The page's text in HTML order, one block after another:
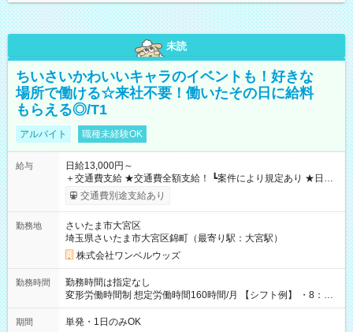
未読
ちいさいかわいいキャラのイベントも！好きな
場所で働ける☆来社不要！働いたその日に給料
もらえる◎/T1
アルバイト 職種未経験OK
給与
日給13,000円～
＋交通費支給 ★交通費全額支給！ ┗案件により規定あり ★日払
いOK！（規定あり） ┗働いたその日に現金GET♪ お仕事後はコ
ンビニATMから 日払い分を引き落とせます！ 【試用期間】試
交通費別途支給あり
勤務地
さいたま市大宮区
埼玉県さいたま市大宮区錦町（最寄り駅：大宮駅）
株式会社ワンベルウッズ
勤務時間
勤務時間は指定なし
変形労働時間制 想定労働時間160時間/月 【シフト例】 ・8：00
～21：00
期間 単発・1日のみOK